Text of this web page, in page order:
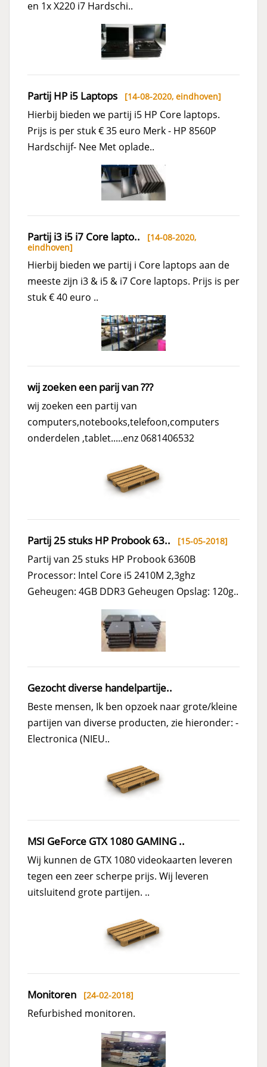
en 1x X220 i7 Hardschi..
Partij HP i5 Laptops [14-08-2020, eindhoven]
Hierbij bieden we partij i5 HP Core laptops.
Prijs is per stuk € 35 euro Merk - HP 8560P
Hardschijf- Nee Met oplade..
Partij i3 i5 i7 Core lapto.. [14-08-2020,
eindhoven]
Hierbij bieden we partij i Core laptops aan de
meeste zijn i3 & i5 & i7 Core laptops. Prijs is per
stuk € 40 euro ..
wij zoeken een parij van ???
wij zoeken een partij van
computers,notebooks,telefoon,computers
onderdelen ,tablet.....enz 0681406532
Partij 25 stuks HP Probook 63.. [15-05-2018]
Partij van 25 stuks HP Probook 6360B
Processor: Intel Core i5 2410M 2,3ghz
Geheugen: 4GB DDR3 Geheugen Opslag: 120g..
Gezocht diverse handelpartije..
Beste mensen, Ik ben opzoek naar grote/kleine
partijen van diverse producten, zie hieronder: -
Electronica (NIEU..
MSI GeForce GTX 1080 GAMING ..
Wij kunnen de GTX 1080 videokaarten leveren
tegen een zeer scherpe prijs. Wij leveren
uitsluitend grote partijen. ..
Monitoren [24-02-2018]
Refurbished monitoren.